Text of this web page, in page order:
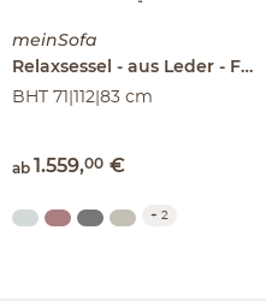
meinSofa
Relaxsessel aus Leder
Franzi-L
BHT 71|112|83 cm
ab 1.559,00 €
+ 2